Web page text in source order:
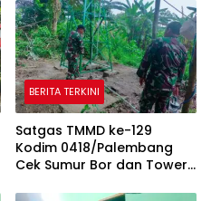
BERITA TERKINI
Satgas TMMD ke-129
Kodim 0418/Palembang
Cek Sumur Bor dan Tower